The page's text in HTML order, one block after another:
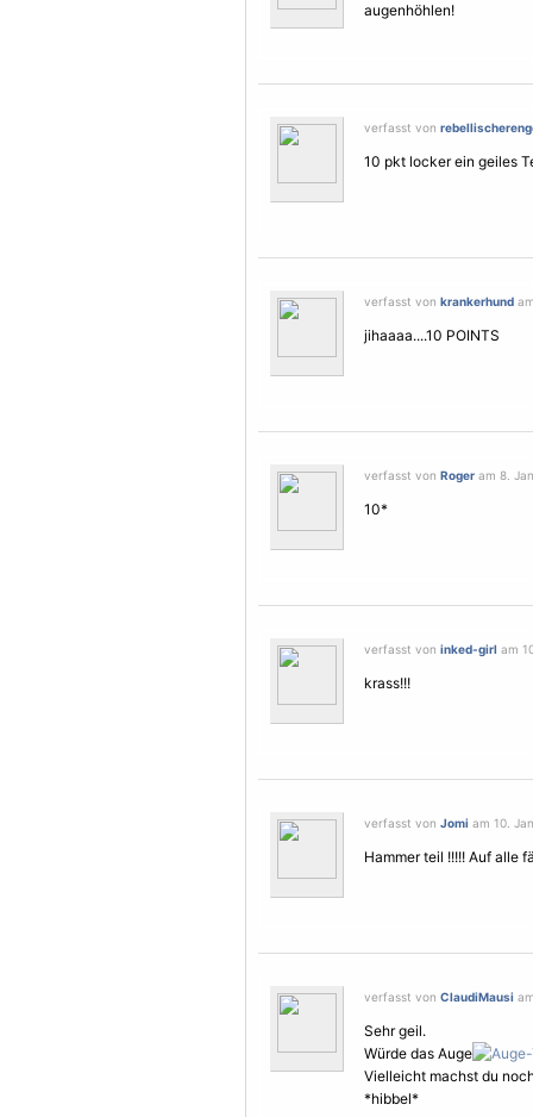
augenhöhlen!
verfasst von
10 pkt locker ein geiles
verfasst von krankerhund
jihaaaa....10 POINTS
verfasst von Roger am 8.
10*
verfasst von inked-girl am
krass!!!
verfasst von Jomi am 10.
Hammer teil !!!!! Auf alle
verfasst von ClaudiMausi
Sehr geil.
Würde das Auge
Vielleicht machst du
*hibbel*